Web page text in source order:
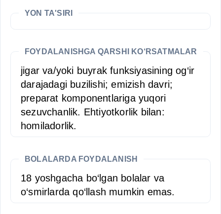
YON TA'SIRI
FOYDALANISHGA QARSHI KO‘RSATMALAR
jigar va/yoki buyrak funksiyasining og‘ir
darajadagi buzilishi; emizish davri;
preparat komponentlariga yuqori
sezuvchanlik. Ehtiyotkorlik bilan:
homiladorlik.
BOLALARDA FOYDALANISH
18 yoshgacha bo‘lgan bolalar va
o‘smirlarda qo‘llash mumkin emas.